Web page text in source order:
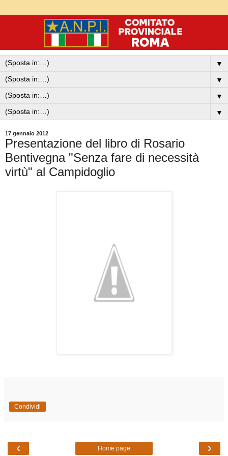
▼
▼
▼
▼
17 gennaio 2012
Presentazione del libro di Rosario
Bentivegna "Senza fare di necessità
virtù" al Campidoglio
Condividi
‹ ›
Home page